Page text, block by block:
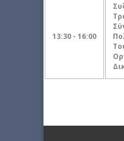
13:30 - 16:00